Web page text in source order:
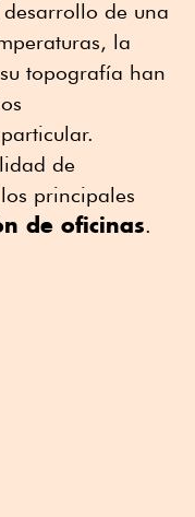
de una
la
topografía han
de
principales
de oficinas.